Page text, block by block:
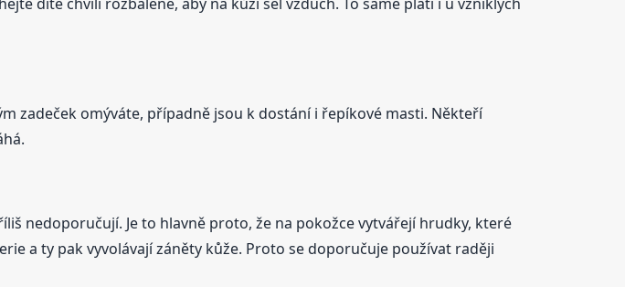
zadeček omýváte, případně jsou k dostání i řepíkové masti. Někteří
nedoporučují. Je to hlavně proto, že na pokožce vytvářejí hrudky, které
a ty pak vyvolávají záněty kůže. Proto se doporučuje používat raději